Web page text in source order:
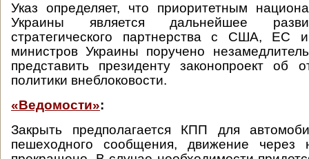
Указ определяет, что приоритетным
Украины является дальнейшее
стратегического партнерства с США, ЕС
министров Украины поручено
представить президенту законопроект об
политики внеблоковости.
«Ведомости»:
Закрыть предполагается КПП для
пешеходного сообщения, движение